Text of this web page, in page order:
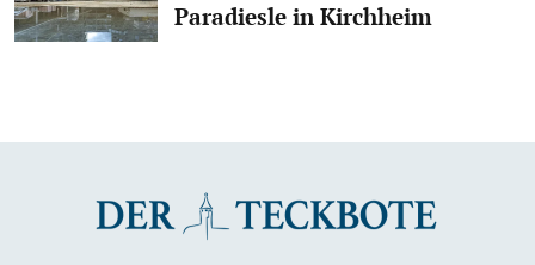
Paradiesle in Kirchheim